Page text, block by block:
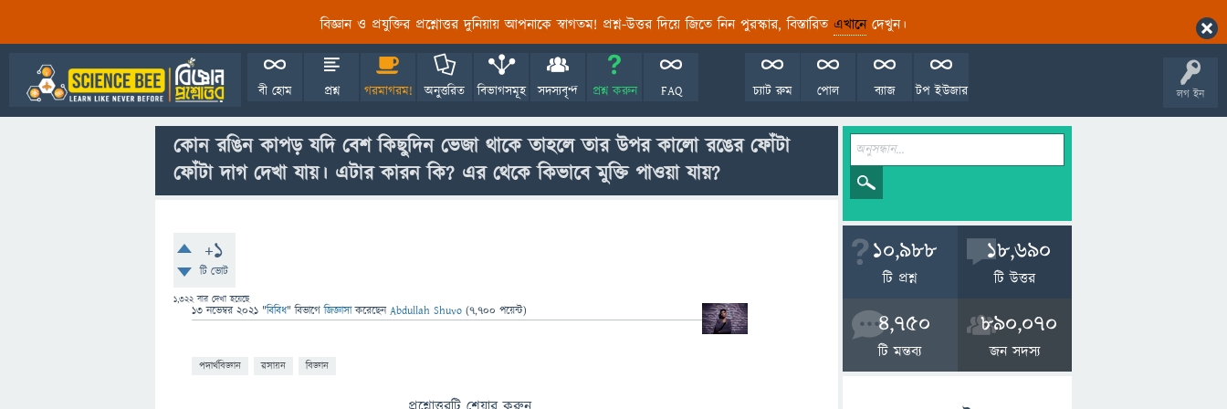
বিজ্ঞান ও প্রযুক্তির প্রশ্নোত্তর দুনিয়ায় আপনাকে স্বাগতম! প্রশ্ন-উত্তর দিয়ে জিতে নিন পুরস্কার, বিস্তারিত এখানেদেখুন।
লগ ইন
বী হোম প্রশ্ন গরমাগরম! অনুত্তরিত বিভাগসমূহ সদস্যবৃন্দ প্রশ্ন করুন FAQ টপ ইউজার
ব্যাজ
পোল
চ্যাট রুম
কোন রঙিন কাপড় যদি বেশ কিছুদিন ভেজা থাকে তাহলে তার উপর কালো রঙের ফোঁটা
ফোঁটা দাগ দেখা যায়। এটার কারন কি? এর থেকে কিভাবে মুক্তি পাওয়া যায়?
+1
টি ভোট
1,322বার দেখা হয়েছে
13 নভেম্বর 2021 "বিবিধ" বিভাগে জিজ্ঞাসাকরেছেনAbdullah Shuvo (7,700 পয়েন্ট)
পদার্থবিজ্ঞান রসায়ন বিজ্ঞান
10,988
টি প্রশ্ন
18,690
টি উত্তর
4,750
টি মন্তব্য
890,070
জন সদস্য